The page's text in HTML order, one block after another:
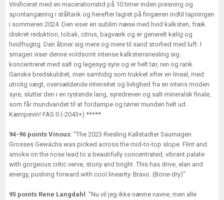
Vinificeret med en macerationstid på 10 timer inden presning og
spontangæring i ståltank og herefter lagret på fingæren indtil tapningen
i sommeren 2024. Den viser en sublim næse med hvid kalksten, fræk
diskret reduktion, tobak, citrus, bagværk og er generelt kølig og
hvidfrugtig. Den åbner sig mere og mere til sand storhed med luft. I
smagen viser denne voldsomt intense kalkstensriesling sig
koncentreret med salt og legesyg syre og er helt tør, ren og rank.
Ganske bredskuldret, men samtidig som trukket efter en lineal, med
utrolig vægt, overvældende intensitet og livlighed fra en intens moden
syre, slutter den i en rystende lang, syredreven og salt-mineralsk finale,
som får mundvandet til at fordampe og tørrer munden helt ud.
Kæmpevin! FAS:0 (-2043+) *****
94-96 points Vinous: "The 2023 Riesling Kallstadter Saumagen
Grosses Gewächs was picked across the mid-to-top slope. Flint and
smoke on the nose lead to a beautifully concentrated, vibrant palate
with gorgeous critic verve, stony and bright. This has drive, elan and
energy, pushing forward with cool linearity. Bravo. (Bone-dry)"
95 points Rene Langdahl : "Nu vil jeg ikke nævne navne, men alle